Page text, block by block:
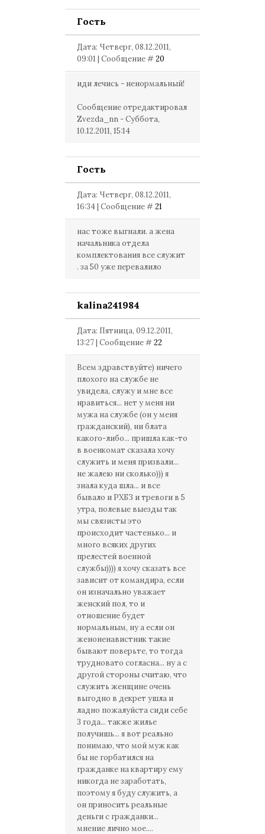
Гость
Дата: Четверг, 08.12.2011,
09:01 | Сообщение #20
иди лечись - ненормальный!
Сообщение отредактировал
Zvezda_nn -Суббота,
10.12.2011, 15:14
Гость
Дата: Четверг, 08.12.2011,
16:34 | Сообщение #21
нас тоже выгнали. а жена
начальника отдела
комплектования все служит
. за 50 уже перевалило
kalina241984
Дата: Пятница, 09.12.2011,
13:27 | Сообщение #22
Всем здравствуйте) ничего
плохого на службе не
увидела, служу и мне все
нравиться... нет у меня ни
мужа на службе (он у меня
гражданский), ни блата
какого-либо... пришла как-то
в военкомат сказала хочу
служить и меня призвали...
не жалею ни сколько))) я
знала куда шла... и все
бывало и РХБЗ и тревоги в 5
утра, полевые выезды так
мы связисты это
происходит частенько... и
много всяких других
прелестей военной
службы)))) я хочу сказать все
зависит от командира, если
он изначально уважает
женский пол, то и
отношение будет
нормальным, ну а если он
женоненавистник такие
бывают поверьте, то тогда
трудновато согласна... ну а с
другой стороны считаю, что
служить женщине очень
выгодно в декрет ушла и
ладно пожалуйста сиди себе
3 года... также жилье
получишь... я вот реально
понимаю, что мой муж как
бы не горбатился на
гражданке на квартиру ему
никогда не заработать,
поэтому я буду служить, а
он приносить реальные
деньги с гражданки...
мнение лично мое....